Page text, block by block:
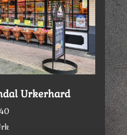
Urkerhard